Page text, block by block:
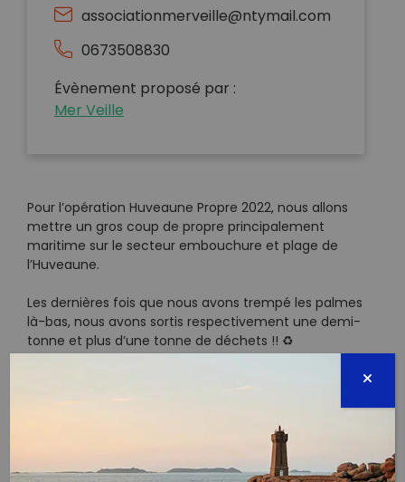
associationmerveille@ntymail.com
0673508830
Évènement proposé par :
Mer Veille
Pour l’opération Huveaune Propre 2022, nous allons
mettre un gros coup de propre principalement
maritime sur le secteur embouchure et plage de
l’Huveaune.
Les dernières fois que nous avons trempé les palmes
là-bas, nous avons sortis respectivement une demi-
tonne et plus d’une tonne de déchets !! ♻
(voir vidéo de l’opération du 24/10/2021:
Pour cette année 2022, une forte tempête est